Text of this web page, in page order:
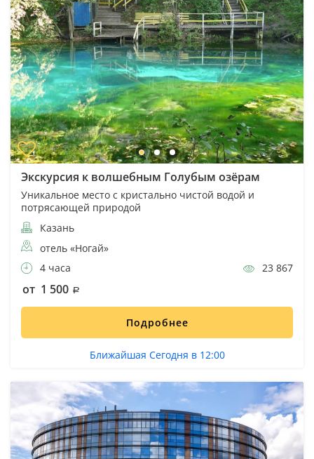
Экскурсия к волшебным Голубым озёрам
Уникальное место с кристально чистой водой и
потрясающей природой
Казань
отель «Ногай»
4 часа
23 867
от 1 500
Подробнее
Ближайшая Сегодня в 12:00